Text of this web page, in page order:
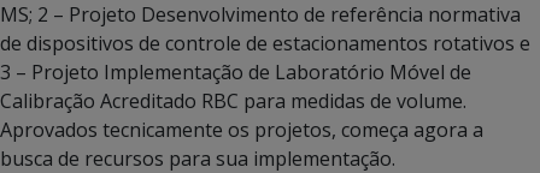
MS; 2 – Projeto Desenvolvimento de referência normativa
de dispositivos de controle de estacionamentos rotativos e
3 – Projeto Implementação de Laboratório Móvel de
Calibração Acreditado RBC para medidas de volume.
Aprovados tecnicamente os projetos, começa agora a
busca de recursos para sua implementação.